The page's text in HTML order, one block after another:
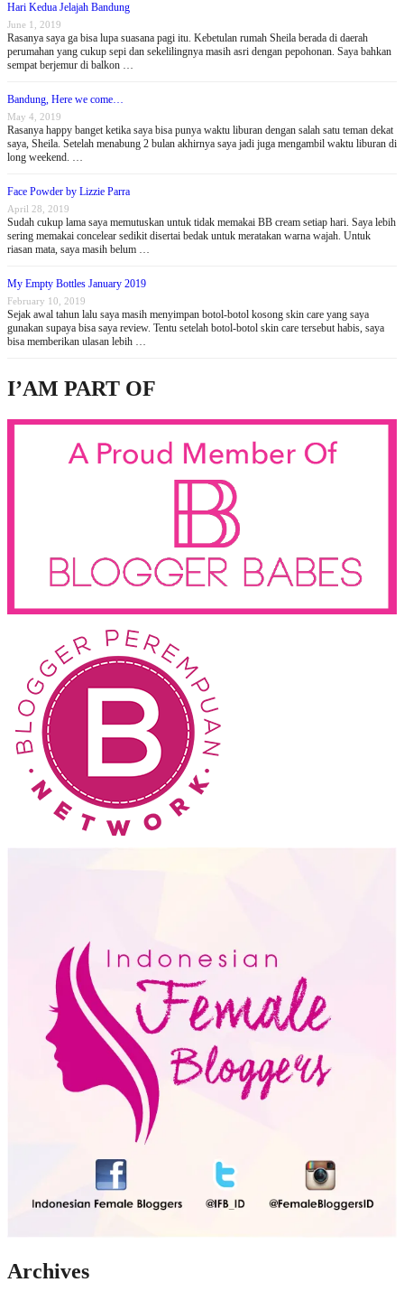
Hari Kedua Jelajah Bandung
June 1, 2019
Rasanya saya ga bisa lupa suasana pagi itu. Kebetulan rumah Sheila berada di daerah
perumahan yang cukup sepi dan sekelilingnya masih asri dengan pepohonan. Saya bahkan
sempat berjemur di balkon …
Bandung, Here we come…
May 4, 2019
Rasanya happy banget ketika saya bisa punya waktu liburan dengan salah satu teman dekat
saya, Sheila. Setelah menabung 2 bulan akhirnya saya jadi juga mengambil waktu liburan di
long weekend. …
Face Powder by Lizzie Parra
April 28, 2019
Sudah cukup lama saya memutuskan untuk tidak memakai BB cream setiap hari. Saya lebih
sering memakai concelear sedikit disertai bedak untuk meratakan warna wajah. Untuk
riasan mata, saya masih belum …
My Empty Bottles January 2019
February 10, 2019
Sejak awal tahun lalu saya masih menyimpan botol-botol kosong skin care yang saya
gunakan supaya bisa saya review. Tentu setelah botol-botol skin care tersebut habis, saya
bisa memberikan ulasan lebih …
I’AM PART OF
Archives